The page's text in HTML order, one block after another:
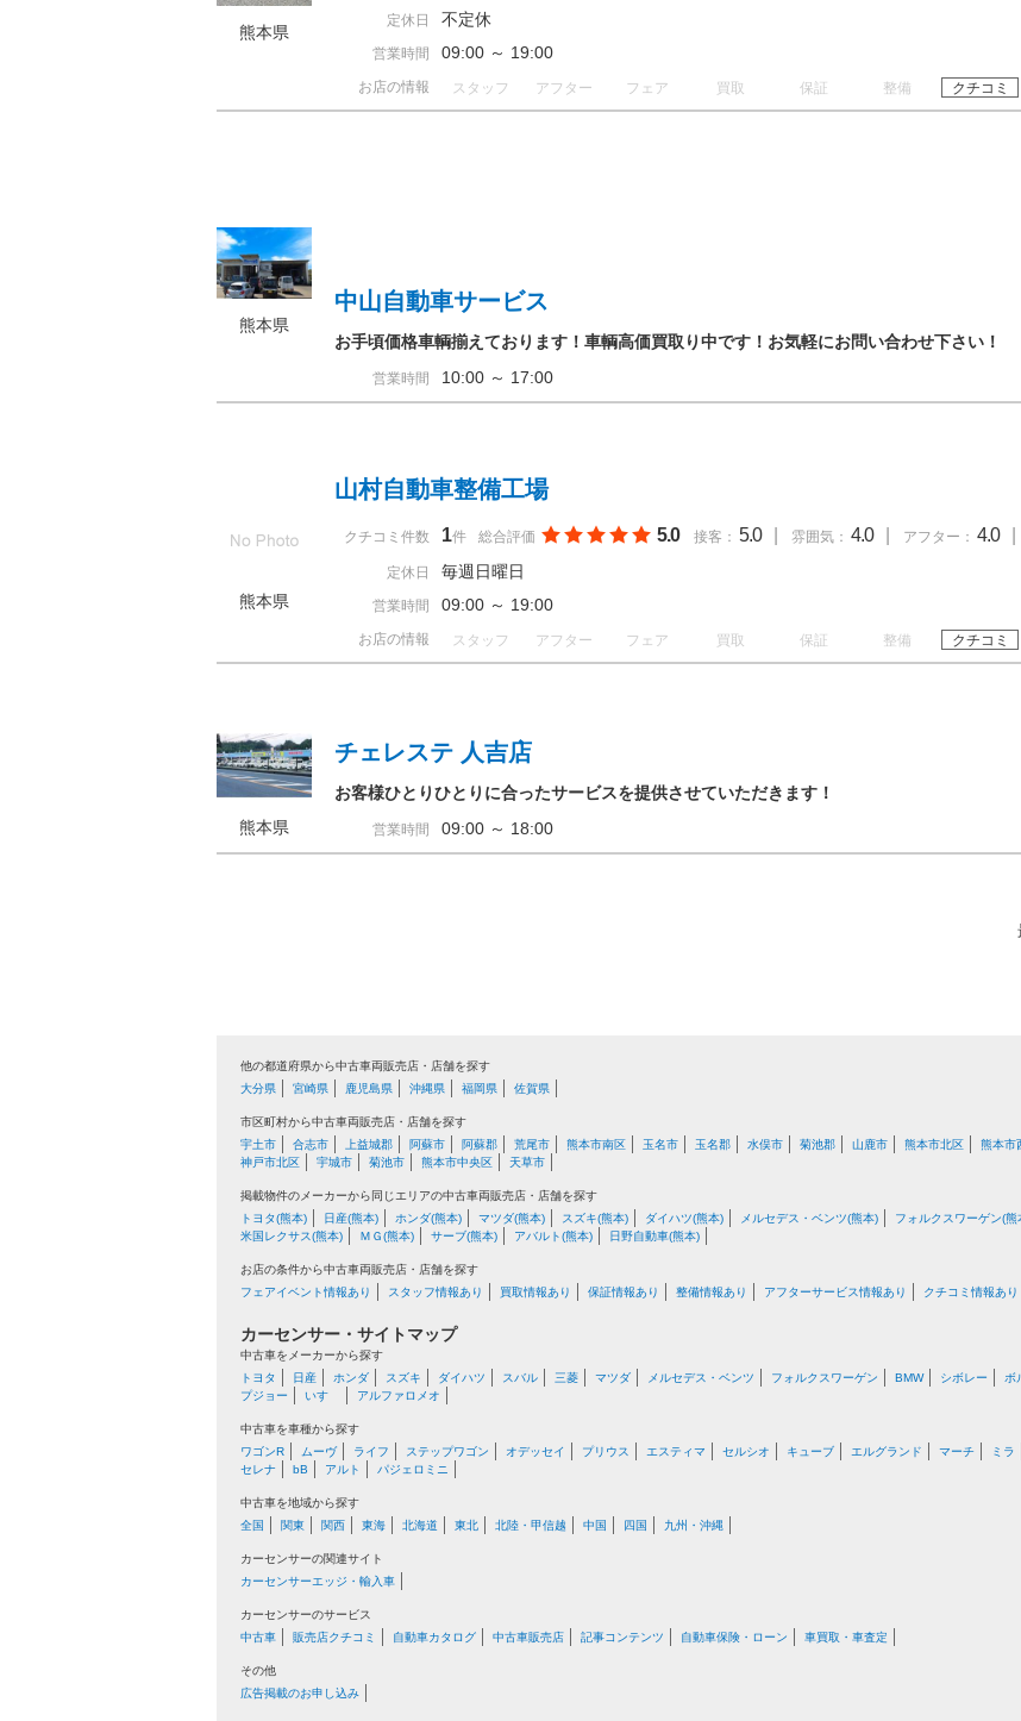
熊本県
定休日 不定休
営業時間 09:00 ～ 19:00
お店の情報 スタッフ アフター フェア 買取 保証 整備 クチコミ
熊本県
中山自動車サービス
お手頃価格車輌揃えております！車輌高価買取り中です！お気軽にお問い合わせ下さい！
営業時間 10:00 ～ 17:00
熊本県
山村自動車整備工場
クチコミ件数 1件 総合評価 5.0 接客： 5.0 雰囲気： 4.0 アフター： 4.0
定休日 毎週日曜日
営業時間 09:00 ～ 19:00
お店の情報 スタッフ アフター フェア 買取 保証 整備 クチコミ
熊本県
チェレステ 人吉店
お客様ひとりひとりに合ったサービスを提供させていただきます！
営業時間 09:00 ～ 18:00
他の都道府県から中古車両販売店・店舗を探す
大分県
宮崎県 鹿児島県 沖縄県 福岡県 佐賀県
市区町村から中古車両販売店・店舗を探す
宇土市
合志市 上益城郡 阿蘇市 阿蘇郡 荒尾市 熊本市南区 玉名市 玉名郡 水俣市 菊池郡 山鹿市 熊本市北区 熊本市
神戸市北区
宇城市 菊池市 熊本市中央区 天草市
掲載物件のメーカーから同じエリアの中古車両販売店・店舗を探す
トヨタ(熊本)
日産(熊本) ホンダ(熊本) マツダ(熊本) スズキ(熊本) ダイハツ(熊本) メルセデス・ベンツ(熊本) フォルクスワーゲン(熊
米国レクサス(熊本)
ＭＧ(熊本) サーブ(熊本) アバルト(熊本) 日野自動車(熊本)
お店の条件から中古車両販売店・店舗を探す
フェアイベント情報あり
スタッフ情報あり 買取情報あり 保証情報あり 整備情報あり アフターサービス情報あり クチコミ情報あり
カーセンサー・サイトマップ
中古車をメーカーから探す
トヨタ
日産 ホンダ スズキ ダイハツ スバル 三菱 マツダ メルセデス・ベンツ フォルクスワーゲン BMW シボレー ボ
プジョー
いすゞ アルファロメオ
中古車を車種から探す
ワゴンR
ムーヴ ライフ ステップワゴン オデッセイ プリウス エスティマ セルシオ キューブ エルグランド マーチ ミラ
セレナ
bB アルト パジェロミニ
中古車を地域から探す
全国
関東 関西 東海 北海道 東北 北陸・甲信越 中国 四国 九州・沖縄
カーセンサーの関連サイト
カーセンサーエッジ・輸入車
カーセンサーのサービス
中古車
販売店クチコミ 自動車カタログ 中古車販売店 記事コンテンツ 自動車保険・ローン 車買取・車査定
その他
広告掲載のお申し込み